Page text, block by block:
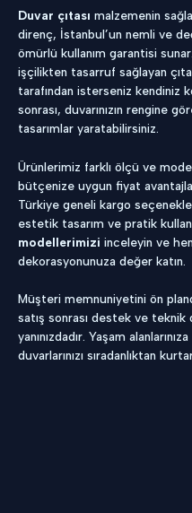
Duvar çıtası malzemenin
direnç, İstanbul’un nemli ve
ömürlü kullanım garantisi
işçilikten tasarruf sağlayan
tarafından isterseniz kendiniz
sonrası, duvarınızın rengine
tasarımlar yaratabilirsiniz.
Ürünlerimiz farklı ölçü ve
bütçenize uygun fiyat
Türkiye geneli kargo
estetik tasarım ve pratik
modellerimizi inceleyin ve
dekorasyonunuza değer katın.
Müşteri memnuniyetini ön
satış sonrası destek ve teknik
yanınızdadır. Yaşam
duvarlarınızı sıradanlıktan